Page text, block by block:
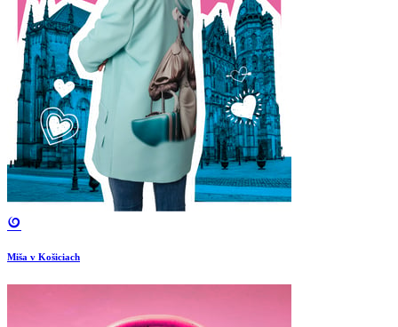
Miša v Košiciach